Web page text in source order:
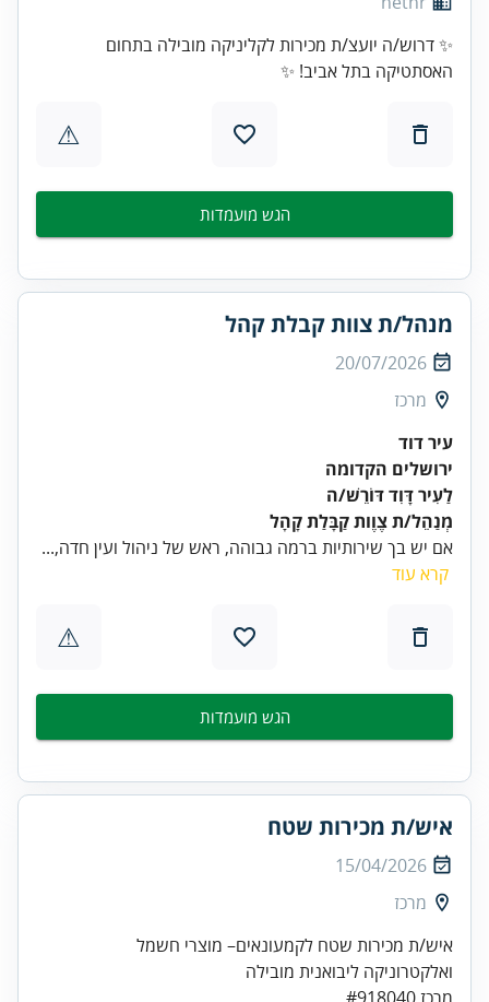
✨ דרוש/ה יועצ/ת מכירות לקליניקה מובילה בתחום
האסתטיקה בתל אביב! ✨
⚠
הגש מועמדות
מנהל/ת צוות קבלת קהל
20/07/2026
מרכז
עיר דוד
ירושלים הקדומה
לַעִיר דָּוִד דּוֹרֵשׁ/ה
מְנַהֵל/ת צֶוֶות קַבָּלַת קָהָל
אם יש בך שירותיות ברמה גבוהה, ראש של ניהול ועין חדה,...
קרא עוד
⚠
הגש מועמדות
איש/ת מכירות שטח
15/04/2026
מרכז